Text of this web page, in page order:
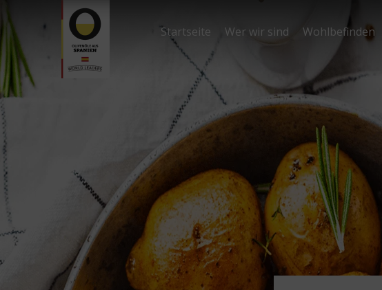
Startseite Wer wir sind Wohlbefinden